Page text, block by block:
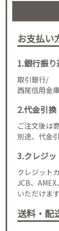
お支払い
1.銀行振
取引銀行/
西尾信用金
2.代金引換
ご注文後は
別途、代金
3.クレジ
クレジット
JCB、
いただけます
送料・配